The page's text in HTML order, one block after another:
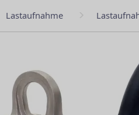
Lastaufnahme